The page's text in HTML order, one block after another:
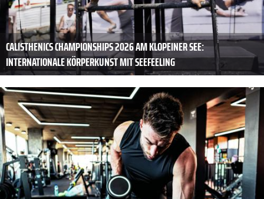
CALISTHENICS CHAMPIONSHIPS 2026 AM KLOPEINER SEE:
INTERNATIONALE KÖRPERKUNST MIT SEEFEELING